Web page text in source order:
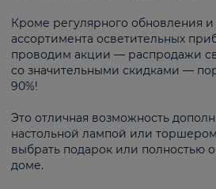
Кроме регулярного обновления
ассортимента осветительных
проводим акции — распродажи
со значительными скидками —
90%!
Это отличная возможность
настольной лампой или
выбрать подарок или полностью
доме.